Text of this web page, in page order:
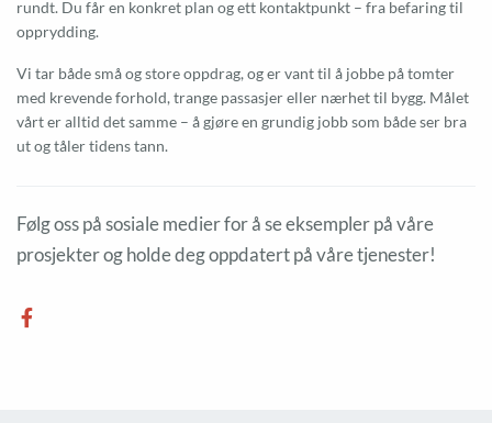
rundt. Du får en konkret plan og ett kontaktpunkt – fra befaring til
opprydding.
Vi tar både små og store oppdrag, og er vant til å jobbe på tomter
med krevende forhold, trange passasjer eller nærhet til bygg. Målet
vårt er alltid det samme – å gjøre en grundig jobb som både ser bra
ut og tåler tidens tann.
Følg oss på sosiale medier for å se eksempler på våre
prosjekter og holde deg oppdatert på våre tjenester!